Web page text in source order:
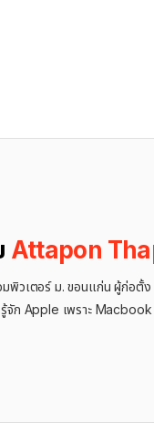
Attapon
มพิวเตอร์ ม. ขอนแก่น ผู้ก่อ
ก ​Apple เพราะ